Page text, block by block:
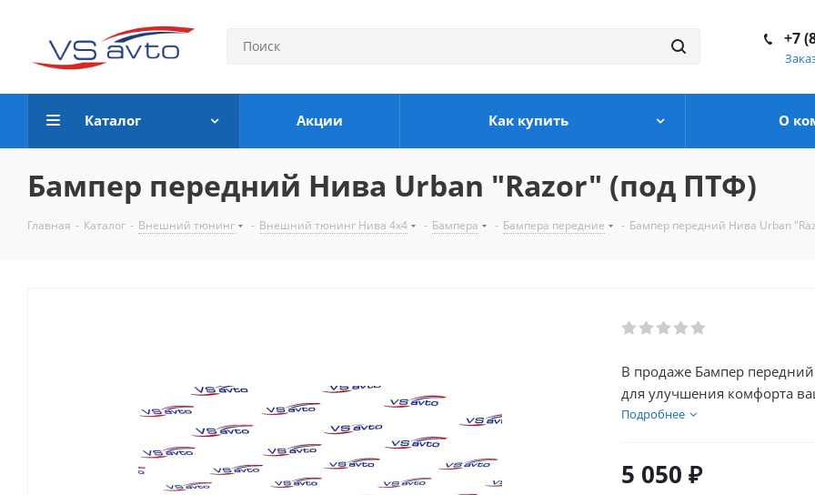
+7
Каталог Акции Как купить О
Бампер передний Нива Urban "Razor" (под ПТФ)
Главная - Каталог - Внешний тюнинг - Внешний тюнинг Нива 4х4 - Бампера - Бампера передние - Бампер передний Нива Urban
В продаже Бампер
для улучшения комфорта вашего
присутствует множество
Подробнее
5 050 ₽